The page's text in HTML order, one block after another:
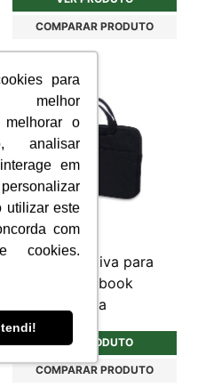
para
melhor
melhorar o
analisar
em
utilizar este
com
COMPARAR PRODUTO
PA040
Pasta executiva para
tablet e notebook
personalizada
VER PRODUTO
COMPARAR PRODUTO